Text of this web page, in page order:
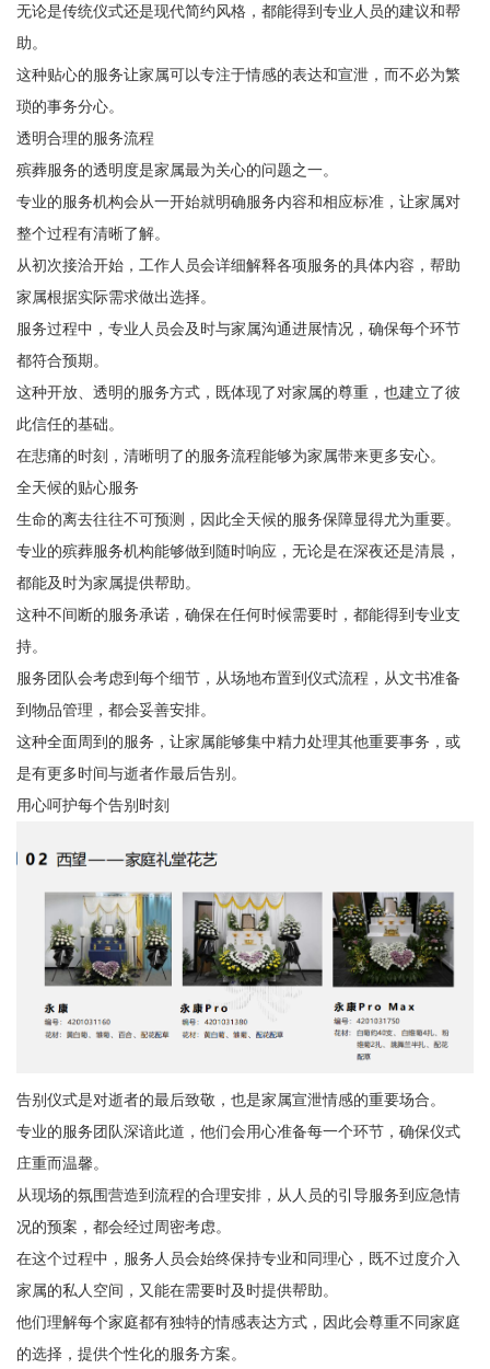
无论是传统仪式还是现代简约风格，都能得到专业人员的建议和帮
助。
这种贴心的服务让家属可以专注于情感的表达和宣泄，而不必为繁
琐的事务分心。
透明合理的服务流程
殡葬服务的透明度是家属最为关心的问题之一。
专业的服务机构会从一开始就明确服务内容和相应标准，让家属对
整个过程有清晰了解。
从初次接洽开始，工作人员会详细解释各项服务的具体内容，帮助
家属根据实际需求做出选择。
服务过程中，专业人员会及时与家属沟通进展情况，确保每个环节
都符合预期。
这种开放、透明的服务方式，既体现了对家属的尊重，也建立了彼
此信任的基础。
在悲痛的时刻，清晰明了的服务流程能够为家属带来更多安心。
全天候的贴心服务
生命的离去往往不可预测，因此全天候的服务保障显得尤为重要。
专业的殡葬服务机构能够做到随时响应，无论是在深夜还是清晨，
都能及时为家属提供帮助。
这种不间断的服务承诺，确保在任何时候需要时，都能得到专业支
持。
服务团队会考虑到每个细节，从场地布置到仪式流程，从文书准备
到物品管理，都会妥善安排。
这种全面周到的服务，让家属能够集中精力处理其他重要事务，或
是有更多时间与逝者作最后告别。
用心呵护每个告别时刻
告别仪式是对逝者的最后致敬，也是家属宣泄情感的重要场合。
专业的服务团队深谙此道，他们会用心准备每一个环节，确保仪式
庄重而温馨。
从现场的氛围营造到流程的合理安排，从人员的引导服务到应急情
况的预案，都会经过周密考虑。
在这个过程中，服务人员会始终保持专业和同理心，既不过度介入
家属的私人空间，又能在需要时及时提供帮助。
他们理解每个家庭都有独特的情感表达方式，因此会尊重不同家庭
的选择，提供个性化的服务方案。